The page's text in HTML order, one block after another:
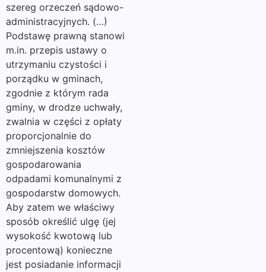
szereg orzeczeń sądowo-
administracyjnych. (…)
Podstawę prawną stanowi
m.in. przepis ustawy o
utrzymaniu czystości i
porządku w gminach,
zgodnie z którym rada
gminy, w drodze uchwały,
zwalnia w części z opłaty
proporcjonalnie do
zmniejszenia kosztów
gospodarowania
odpadami komunalnymi z
gospodarstw domowych.
Aby zatem we właściwy
sposób określić ulgę (jej
wysokość kwotową lub
procentową) konieczne
jest posiadanie informacji